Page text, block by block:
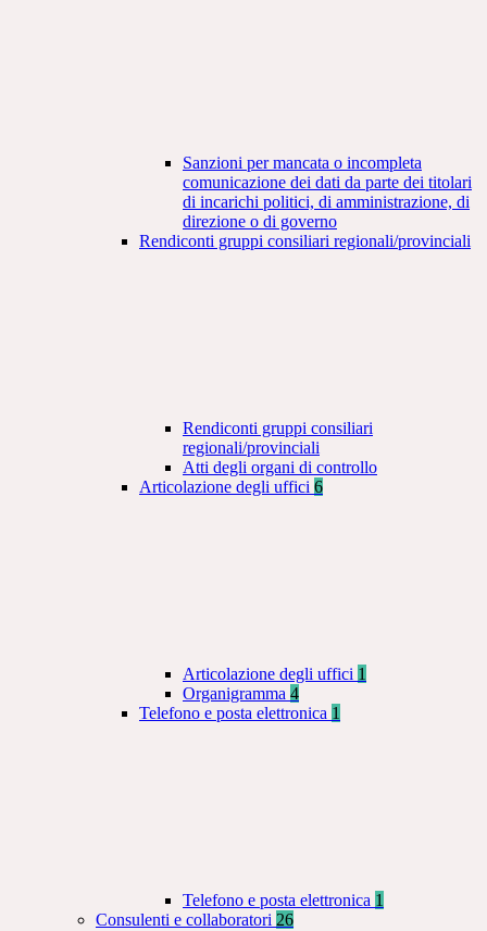
Sanzioni per mancata o incompleta
comunicazione dei dati da parte dei titolari
di incarichi politici, di amministrazione, di
direzione o di governo
Rendiconti gruppi consiliari regionali/provinciali
Rendiconti gruppi consiliari
regionali/provinciali
Atti degli organi di controllo
Articolazione degli uffici 6
Articolazione degli uffici 1
Organigramma 4
Telefono e posta elettronica 1
Telefono e posta elettronica 1
Consulenti e collaboratori 26